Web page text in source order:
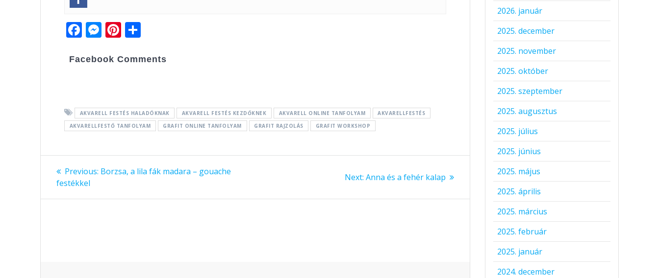
F
e
o
k
M
ss
g
er
Pi
er za
g
Facebook Comments
AKVARELL FESTÉS HALADÓKNAK AKVARELL FESTÉS KEZDŐKNEK AKVARELL ONLINE TANFOLYAM
AKVARELLFESTÉS
AKVARELLFESTŐ TANFOLYAM
GRAFIT ONLINE TANFOLYAM GRAFIT RAJZOLÁS GRAFIT WORKSHOP
Bejegyzés
navigáció
Previous: Previous
Borzsa, a lila fák madara – gouache
festékkel
Next: Next
Anna és a fehér kalap
2026. január
2025. december
2025. november
2025. október
2025. szeptember
2025. augusztus
2025. július
2025. június
2025. május
2025. április
2025. március
2025. február
2025. január
2024. december